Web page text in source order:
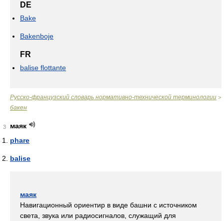
DE
Bake
Bakenboje
FR
balise flottante
Русско-французский словарь нормативно-технической терминологии >
бакен
3
маяк
phare
balise
маяк
Навигационный ориентир в виде башни с источником
света, звука или радиосигналов, служащий для